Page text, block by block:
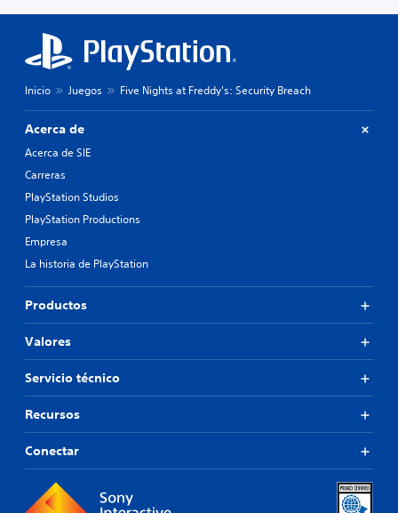
Inicio Juegos Five Nights at Freddy's: Security Breach
Acerca de
Acerca de SIE
Carreras
PlayStation Studios
PlayStation Productions
Empresa
La historia de PlayStation
Productos
Valores
Servicio técnico
Recursos
Conectar